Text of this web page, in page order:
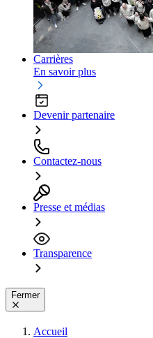
Carrières
En savoir plus
Devenir partenaire
Contactez-nous
Presse et médias
Transparence
Fermer
Accueil